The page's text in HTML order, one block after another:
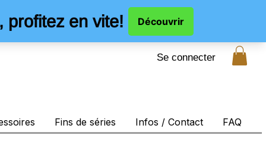
Se connecter
FAQ
Infos / Contact
Fins de séries